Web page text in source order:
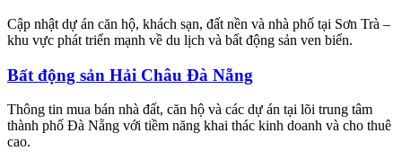
Cập nhật dự án căn hộ, khách sạn, đất nền và nhà phố tại Sơn Trà –
khu vực phát triển mạnh về du lịch và bất động sản ven biển.
Bất động sản Hải Châu Đà Nẵng
Thông tin mua bán nhà đất, căn hộ và các dự án tại lõi trung tâm
thành phố Đà Nẵng với tiềm năng khai thác kinh doanh và cho thuê
cao.